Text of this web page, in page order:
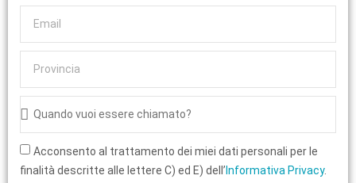
Acconsento al trattamento dei miei dati personali per le
finalità descritte alle lettere C) ed E) dell’ Informativa Privacy.